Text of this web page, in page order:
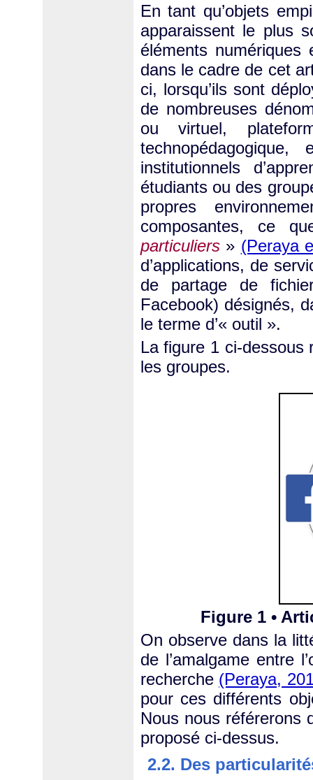
En tant qu’objets
apparaissent le plus
éléments
dans le cadre de cet
ci, lorsqu’ils sont
de nombreuses
ou virtuel,
institutionnels
étudiants ou des
propres
composantes, ce
particuliers» (Peraya
d’applications, de
de partage de
Facebook) désignés,
le terme d’« outil ».
La figure 1 ci-dessous
les groupes.
Figure 1 •
On observe dans la
de l’amalgame entre
recherche (Peraya,
pour ces différents
Nous nous référerons
proposé ci-dessus.
2.2. Des